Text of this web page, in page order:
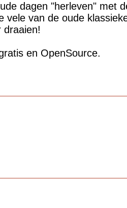
dagen "herleven" met
vele van de oude
draaien!
en OpenSource.